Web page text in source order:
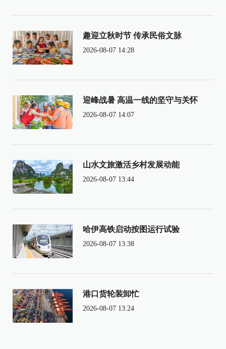
趣迎立秋时节 传承民俗文脉
2026-08-07 14:28
迎峰战暑 高温一线的坚守与关怀
2026-08-07 14:07
山水文旅激活乡村发展动能
2026-08-07 13:44
哈伊高铁启动按图运行试验
2026-08-07 13:38
港口货轮装卸忙
2026-08-07 13:24